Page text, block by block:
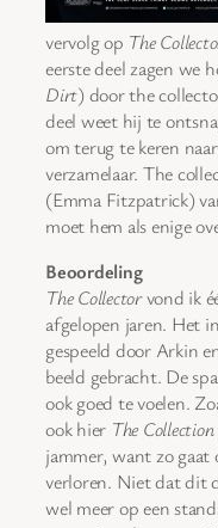
vervolg op The
eerste deel zagen we
Dirt) door the
deel weet hij te
om terug te keren
verzamelaar. The
(Emma Fitzpatrick)
moet hem als enige
Beoordeling
The Collectorvond ik
afgelopen jaren. Het
gespeeld door Arkin
beeld gebracht. De
ook goed te voelen.
ook hier The Collection
jammer, want zo gaat
verloren. Niet dat dit
wel meer op een